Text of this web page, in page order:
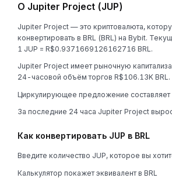
О Jupiter Project (JUP)
Jupiter Project — это криптовалюта,
конвертировать в BRL (BRL) на Bybit.
1 JUP = R$0.9371669126162716 BRL.
Jupiter Project имеет рыночную
24-часовой объём торгов R$106.13K BRL.
Циркулирующее предложение составляет
За последние 24 часа Jupiter Project
Как конвертировать JUP в BRL
Введите количество JUP, которое вы
Калькулятор покажет эквивалент в BRL